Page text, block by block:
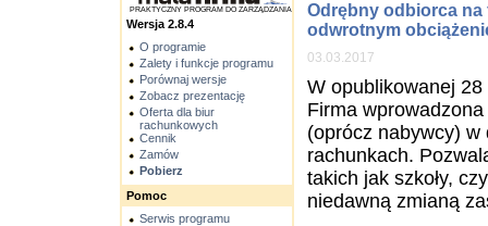
PRAKTYCZNY PROGRAM DO ZARZĄDZANIA
Wersja 2.8.4
O programie
Zalety i funkcje programu
Porównaj wersje
Zobacz prezentację
Oferta dla biur
rachunkowych
Cennik
Zamów
Pobierz
Pomoc
Serwis programu
Odrębny odbiorca na
odwrotnym
03.03.2017
W opublikowanej
Firma
(oprócz nabywcy)
rachunkach.
takich jak szkoły,
niedawną zmianą